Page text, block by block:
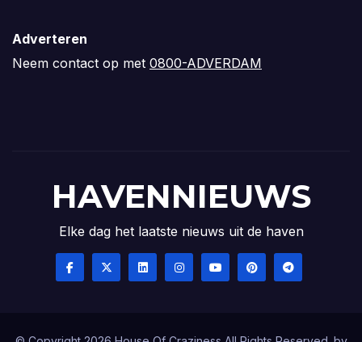
Adverteren
Neem contact op met 0800-ADVERDAM
HAVENNIEUWS
Elke dag het laatste nieuws uit de haven